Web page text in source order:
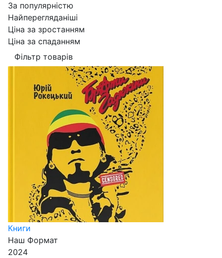
За популярністю
Найперегляданіші
Ціна за зростанням
Ціна за спаданням
Фільтр товарів
Книги
Наш Формат
2024